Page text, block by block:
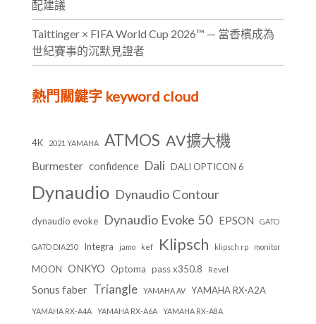
配建議
Taittinger × FIFA World Cup 2026™ — 當香檳成為
世紀賽事的沉默見證者
熱門關鍵字 keyword cloud
4K 2021 YAMAHA ATMOS AV擴大機
Burmester confidence Dali DALI OPTICON 6
Dynaudio Dynaudio Contour
dynaudio evoke Dynaudio Evoke 50 EPSON GATO
GATO DIA250 Integra jamo kef Klipsch klipsch rp monitor
MOON ONKYO Optoma pass x350.8 Revel
Sonus faber Triangle YAMAHA AV YAMAHA RX-A2A
YAMAHA RX-A4A YAMAHA RX-A6A YAMAHA RX-A8A